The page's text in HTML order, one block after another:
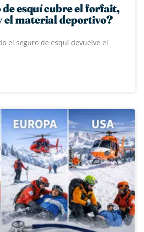
esquí cubre el forfait,
el material deportivo?
el seguro de esquí devuelve el